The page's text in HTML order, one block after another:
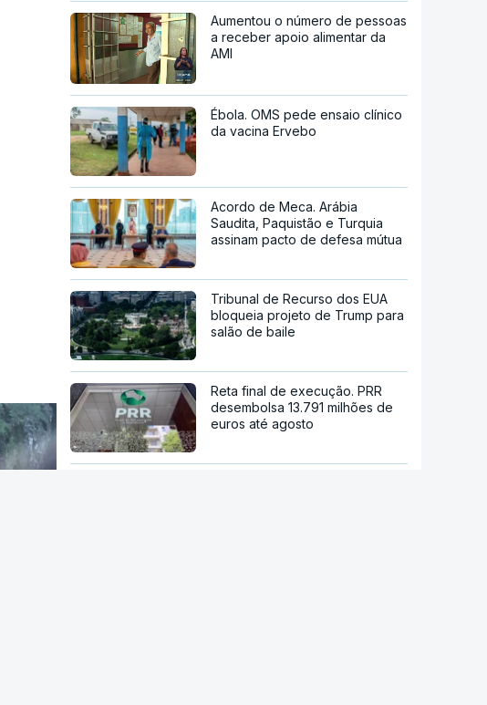
Aumentou o número de pessoas
a receber apoio alimentar da
AMI
Ébola. OMS pede ensaio clínico
da vacina Ervebo
Acordo de Meca. Arábia
Saudita, Paquistão e Turquia
assinam pacto de defesa mútua
Tribunal de Recurso dos EUA
bloqueia projeto de Trump para
salão de baile
Reta final de execução. PRR
desembolsa 13.791 milhões de
euros até agosto